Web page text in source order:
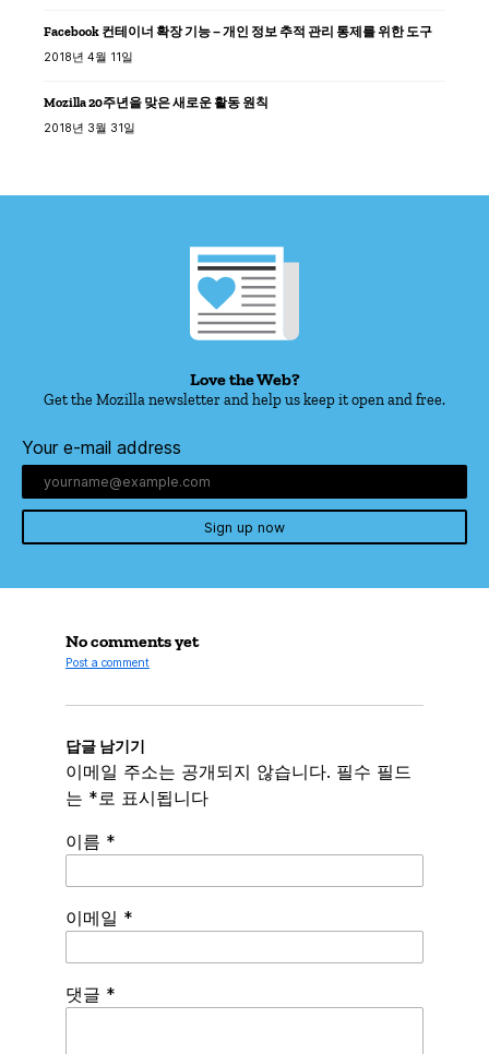
Facebook 컨테이너 확장 기능 – 개인 정보 추적 관리 통제를 위한 도구
2018년 4월 11일
Mozilla 20주년을 맞은 새로운 활동 원칙
2018년 3월 31일
Love the Web?
Get the Mozilla newsletter and help us keep it open and free.
Your e-mail address
Sign up now
No comments yet
Post a comment
답글 남기기
이메일 주소는 공개되지 않습니다. 필수 필드
는 *로 표시됩니다
이름 *
이메일 *
Spamming
댓글 *